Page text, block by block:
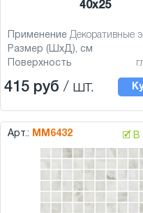
40x25
Применение Декоративные
Размер (ШхД), см
Поверхность
415 руб / шт.
Арт.: MM6432 🗹 В